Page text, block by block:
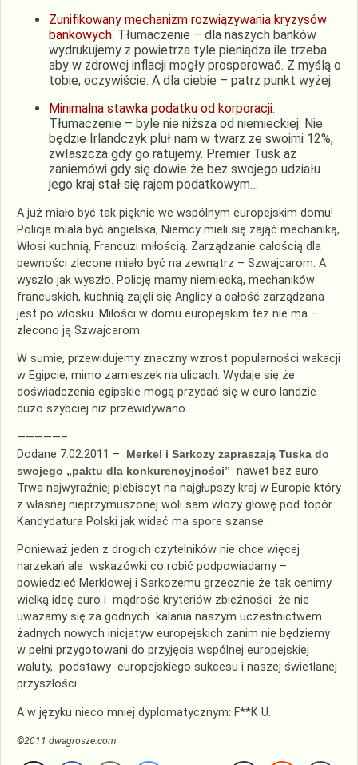
Zunifikowany mechanizm rozwiązywania kryzysów
bankowych. Tłumaczenie – dla naszych banków
wydrukujemy z powietrza tyle pieniądza ile trzeba
aby w zdrowej inflacji mogły prosperować. Z myślą o
tobie, oczywiście. A dla ciebie – patrz punkt wyżej.
Minimalna stawka podatku od korporacji.
Tłumaczenie – byle nie niższa od niemieckiej. Nie
będzie Irlandczyk pluł nam w twarz ze swoimi 12%,
zwłaszcza gdy go ratujemy. Premier Tusk aż
zaniemówi gdy się dowie że bez swojego udziału
jego kraj stał się rajem podatkowym…
A już miało być tak pięknie we wspólnym europejskim domu!
Policja miała być angielska, Niemcy mieli się zająć mechaniką,
Włosi kuchnią, Francuzi miłością. Zarządzanie całością dla
pewności zlecone miało być na zewnątrz – Szwajcarom. A
wyszło jak wyszło. Policję mamy niemiecką, mechaników
francuskich, kuchnią zajęli się Anglicy a całość zarządzana
jest po włosku. Miłości w domu europejskim też nie ma –
zlecono ją Szwajcarom.
W sumie, przewidujemy znaczny wzrost popularności wakacji
w Egipcie, mimo zamieszek na ulicach. Wydaje się że
doświadczenia egipskie mogą przydać się w euro landzie
dużo szybciej niż przewidywano.
—————–
Dodane 7.02.2011 – Merkel i Sarkozy zapraszają Tuska do
swojego „paktu dla konkurencyjności” nawet bez euro.
Trwa najwyraźniej plebiscyt na najgłupszy kraj w Europie który
z własnej nieprzymuszonej woli sam włoży głowę pod topór.
Kandydatura Polski jak widać ma spore szanse.
Ponieważ jeden z drogich czytelników nie chce więcej
narzekań ale wskazówki co robić podpowiadamy –
powiedzieć Merklowej i Sarkozemu grzecznie że tak cenimy
wielką ideę euro i mądrość kryteriów zbieżności że nie
uważamy się za godnych kalania naszym uczestnictwem
żadnych nowych inicjatyw europejskich zanim nie będziemy
w pełni przygotowani do przyjęcia wspólnej europejskiej
waluty, podstawy europejskiego sukcesu i naszej świetlanej
przyszłości.
A w języku nieco mniej dyplomatycznym: F**K U.
©2011 dwagrosze.com